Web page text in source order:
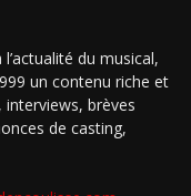
du musical,
un contenu riche et
interviews, brèves
de casting,